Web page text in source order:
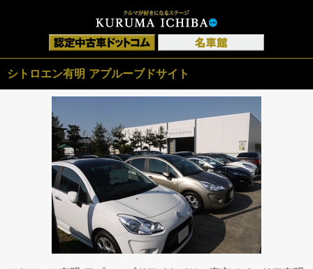
シトロエン有明 アプルーブドサイト